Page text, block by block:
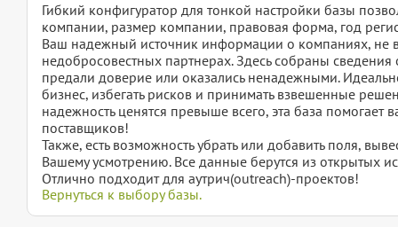
Гибкий конфигуратор для тонкой настройки базы
компании, размер компании, правовая форма, год
Ваш надежный источник информации о компаниях,
недобросовестных партнерах. Здесь собраны
предали доверие или оказались ненадежными.
бизнес, избегать рисков и принимать взвешенные
надежность ценятся превыше всего, эта база помогает
поставщиков!
Также, есть возможность убрать или добавить поля,
Вашему усмотрению. Все данные берутся из открытых
Отлично подходит для аутрич(outreach)-проектов!
Вернуться к выбору базы.